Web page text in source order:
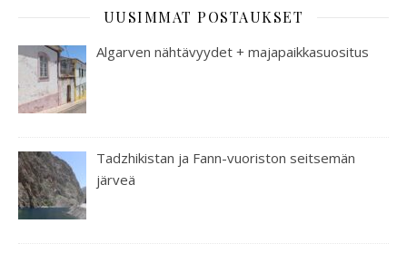
UUSIMMAT POSTAUKSET
Algarven nähtävyydet + majapaikkasuositus
Tadzhikistan ja Fann-vuoriston seitsemän
järveä